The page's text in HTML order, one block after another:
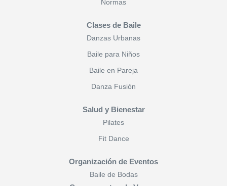
Normas
Clases de Baile
Danzas Urbanas
Baile para Niños
Baile en Pareja
Danza Fusión
Salud y Bienestar
Pilates
Fit Dance
Organización de Eventos
Baile de Bodas